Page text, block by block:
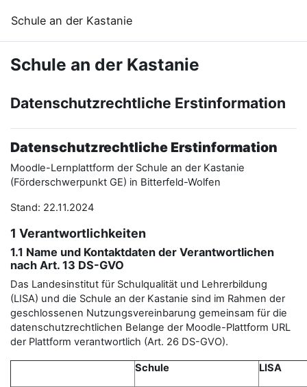
Schule an der Kastanie
Schule an der Kastanie
Datenschutzrechtliche Erstinformation
Datenschutzrechtliche Erstinformation
Moodle-Lernplattform der Schule an der Kastanie
(Förderschwerpunkt GE) in Bitterfeld-Wolfen
Stand: 22.11.2024
1 Verantwortlichkeiten
1.1 Name und Kontaktdaten der Verantwortlichen
nach Art. 13 DS-GVO
Das Landesinstitut für Schulqualität und Lehrerbildung
(LISA) und die Schule an der Kastanie sind im Rahmen der
geschlossenen Nutzungsvereinbarung gemeinsam für die
datenschutzrechtlichen Belange der Moodle-Plattform URL
der Plattform verantwortlich (Art. 26 DS-GVO).
Schule LISA